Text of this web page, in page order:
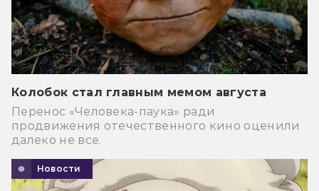
Колобок стал главным мемом августа
Перенос «Человека-паука» ради
продвижения отечественного кино оценили
далеко не все.
Новости